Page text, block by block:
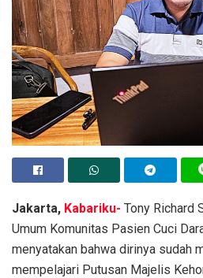
Jakarta, Kabariku- Tony Richard
Umum Komunitas Pasien Cuci
menyatakan bahwa dirinya sudah
mempelajari Putusan Majelis